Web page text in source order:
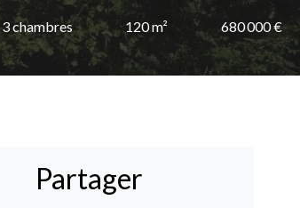
3 chambres 120 m² 680 000 €
Partager